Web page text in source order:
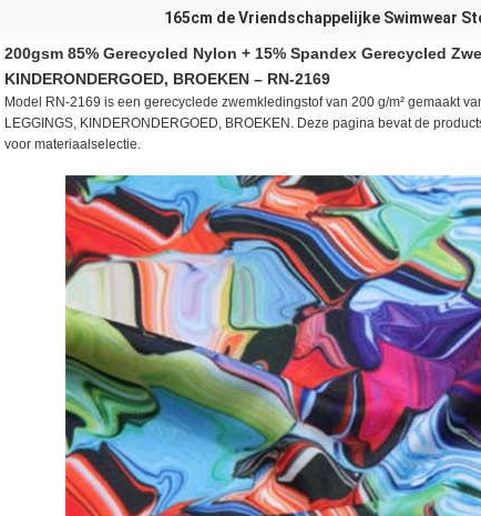
165cm de Vriendschappelijke Swimwear
200gsm 85% Gerecycled Nylon + 15% Spandex Gerecycled
KINDERONDERGOED, BROEKEN – RN-2169
Model RN-2169 is een gerecyclede zwemkledingstof van 200 g/m² gemaakt
LEGGINGS, KINDERONDERGOED, BROEKEN. Deze pagina bevat de
voor materiaalselectie.